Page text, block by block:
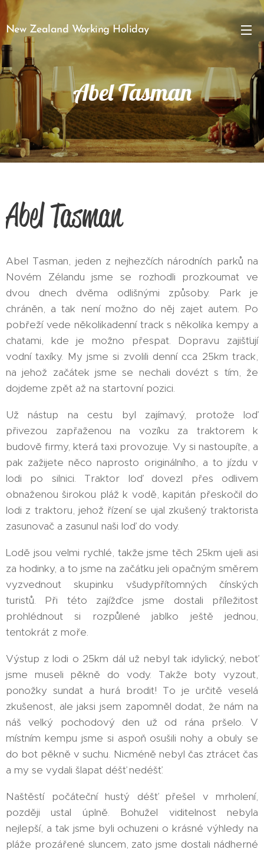
New Zealand Working Holiday
Abel Tasman
Abel Tasman
Abel Tasman, jeden z nejhezčích národních parků na
Novém Zélandu jsme se rozhodli prozkoumat ve
dvou dnech dvěma odlišnými způsoby. Park je
chráněn, a tak není možno do něj zajet autem. Po
pobřeží vede několikadenní track s několika kempy a
chatami, kde je možno přespat. Dopravu zajišťují
vodní taxíky. My jsme si zvolili denní cca 25km track,
na jehož začátek jsme se nechali dovézt s tím, že
dojdeme zpět až na startovní pozici.
Už nástup na cestu byl zajímavý, protože loď
přivezou zapřaženou na vozíku za traktorem k
budově firmy, která taxi provozuje. Vy si nastoupíte, a
pak zažijete něco naprosto originálního, a to jízdu v
lodi po silnici. Traktor loď dovezl přes odlivem
obnaženou širokou pláž k vodě, kapitán přeskočil do
lodi z traktoru, jehož řízení se ujal zkušený traktorista
zasunovač a zasunul naši loď do vody.
Lodě jsou velmi rychlé, takže jsme těch 25km ujeli asi
za hodinky, a to jsme na začátku jeli opačným směrem
vyzvednout skupinku všudypřítomných čínských
turistů. Při této zajížďce jsme dostali příležitost
prohlédnout si rozpůlené jablko ještě jednou,
tentokrát z moře.
Výstup z lodi o 25km dál už nebyl tak idylický, neboť
jsme museli pěkně do vody. Takže boty vyzout,
ponožky sundat a hurá brodit! To je určitě veselá
zkušenost, ale jaksi jsem zapomněl dodat, že nám na
náš velký pochodový den už od rána pršelo. V
místním kempu jsme si aspoň osušili nohy a obuly se
do bot pěkně v suchu. Nicméně nebyl čas ztrácet čas
a my se vydali šlapat déšť nedéšť.
Naštěstí počáteční hustý déšť přešel v mrholení,
později ustal úplně. Bohužel viditelnost nebyla
nejlepší, a tak jsme byli ochuzeni o krásné výhledy na
pláže prozářené sluncem, zato jsme dostali nádherné